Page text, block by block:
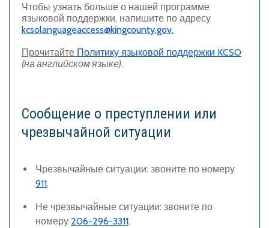
Чтобы узнать больше о нашей программе
языковой поддержки, напишите по адресу
kcsolanguageaccess@kingcounty.gov.
Прочитайте Политику языковой поддержки KCSO
(на английском языке).
Сообщение о преступлении или
чрезвычайной ситуации
Чрезвычайные ситуации: звоните по номеру
911.
Не чрезвычайные ситуации: звоните по
номеру 206-296-3311.